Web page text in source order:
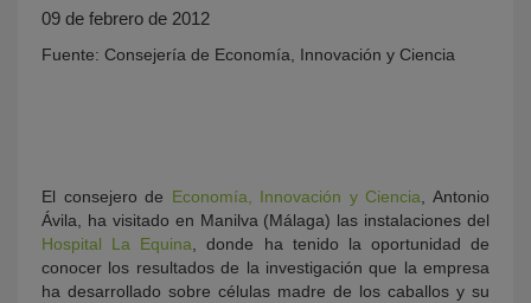
09 de febrero de 2012
Fuente: Consejería de Economía, Innovación y Ciencia
El consejero de Economía, Innovación y Ciencia , Antonio
Ávila, ha visitado en Manilva (Málaga) las instalaciones del
Hospital La Equina , donde ha tenido la oportunidad de
conocer los resultados de la investigación que la empresa
ha desarrollado sobre células madre de los caballos y su